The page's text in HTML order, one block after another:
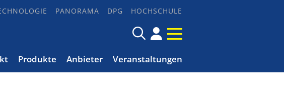
PANORAMA DPG HOCHSCHULE
Produkte Anbieter Veranstaltungen